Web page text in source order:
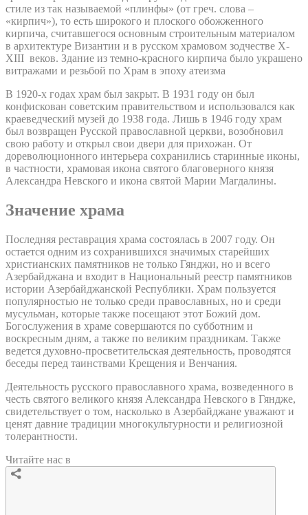
стиле из так называемой «плинфы» (от греч. слова –
«кирпич»), то есть широкого и плоского обожженного
кирпича, считавшегося основным строительным материалом
в архитектуре Византии и в русском храмовом зодчестве X-
XIII веков. Здание из темно-красного кирпича было украшено
витражами и резьбой по Храм в эпоху атеизма
В 1920-х годах храм был закрыт. В 1931 году он был
конфискован советским правительством и использовался как
краеведческий музей до 1938 года. Лишь в 1946 году храм
был возвращен Русской православной церкви, возобновил
свою работу и открыл свои двери для прихожан. От
дореволюционного интерьера сохранились старинные иконы,
в частности, храмовая икона святого благоверного князя
Александра Невского и икона святой Марии Магдалины.
Значение храма
Последняя реставрация храма состоялась в 2007 году. Он
остается одним из сохранившихся значимых старейших
христианских памятников не только Гянджи, но и всего
Азербайджана и входит в Национальный реестр памятников
истории Азербайджанской Республики. Храм пользуется
популярностью не только среди православных, но и среди
мусульман, которые также посещают этот Божий дом.
Богослужения в храме совершаются по субботним и
воскресным дням, а также по великим праздникам. Также
ведется духовно-просветительская деятельность, проводятся
беседы перед таинствами Крещения и Венчания.
Деятельность русского православного храма, возведенного в
честь святого великого князя Александра Невского в Гяндже,
свидетельствует о том, насколько в Азербайджане уважают и
ценят давние традиции многокультурности и религиозной
толерантности.
Читайте нас в